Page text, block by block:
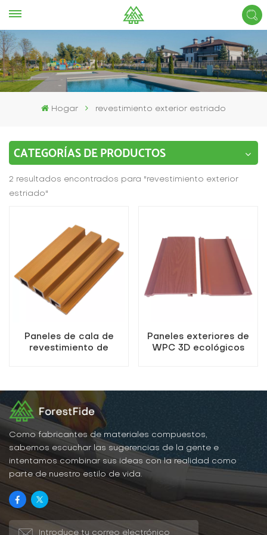
Hogar revestimiento exterior estriado
CATEGORÍAS DE PRODUCTOS
2 resultados encontrados para "revestimiento exterior
estriado"
Paneles de cala de
revestimiento de
Paneles exteriores de
WPC 3D ecológicos
Como fabricantes de materiales compuestos,
sabemos escuchar las sugerencias de la gente e
intentamos combinar sus ideas con la realidad como
parte de nuestro estilo de vida.